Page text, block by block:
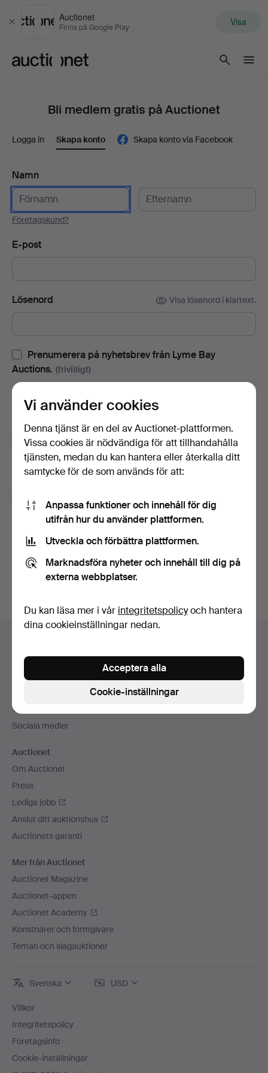
Stäng
Auctionet
Finns på Google Play Visa
Bli medlem gratis på Auctionet
Logga in Skapa konto Skapa konto via Facebook
Namn
Företagskund?
E-post
Lösenord Visa lösenord i klartext.
Prenumerera på nyhetsbrev från Lyme Bay
Auctions. (frivilligt)
Med bl.a. auktionskataloger, inbjudningar till evenemang och
nyheter. Om du ångrar dig kan du enkelt avsluta
prenumerationen.
Prenumerera på Auctionets nyhetsbrev. (frivilligt)
Med bl.a. experttips, utvalda föremål och inspiration. Om du
ångrar dig kan du enkelt avsluta prenumerationen.
användarvillkoren,köpvillkoren samt bekräftar att jag
har tagit del avintegritetspolicyn.
Skapa konto
Sidfotsnavigation
Kontakta support
Alla auktionshus
Vi skickar med
Sociala medier
Auctionet
Om Auctionet
Press
Lediga jobb
Anslut ditt auktionshus
Auctionets garanti
Mer från Auctionet
Auctionet Magazine
Auctionet-appen
Auctionet Academy
Konstnärer och formgivare
Teman och slagauktioner
Svenska USD
Villkor
Integritetspolicy
Företagsinfo
Cookie-inställningar
Vi använder cookies
Denna tjänst är en del av Auctionet-plattformen.
Vissa cookies är nödvändiga för att tillhandahålla
tjänsten, medan du kan hantera eller återkalla ditt
samtycke för de som används för att:
Anpassa funktioner och innehåll för dig
utifrån hur du använder plattformen.
Utveckla och förbättra plattformen.
Marknadsföra nyheter och innehåll till dig på
externa webbplatser.
Du kan läsa mer i vår integritetspolicyoch hantera
dina cookieinställningar nedan.
Cookie-inställningar
Acceptera alla